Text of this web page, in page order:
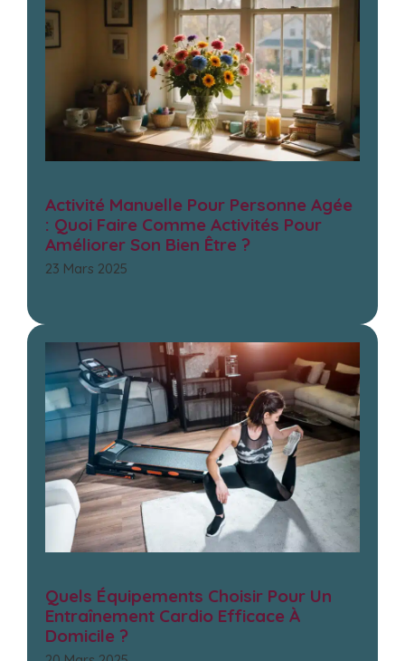
Activité Manuelle Pour Personne Agée
: Quoi Faire Comme Activités Pour
Améliorer Son Bien Être ?
23 Mars 2025
Quels Équipements Choisir Pour Un
Entraînement Cardio Efficace À
Domicile ?